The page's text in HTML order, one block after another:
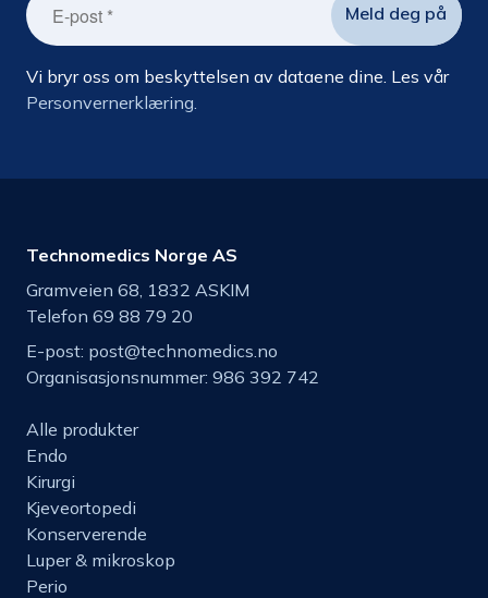
Vi bryr oss om beskyttelsen av dataene dine. Les vår
Personvernerklæring.
Technomedics Norge AS
Gramveien 68, 1832 ASKIM
Telefon 69 88 79 20
E-post: post@technomedics.no
Organisasjonsnummer: 986 392 742
Alle produkter
Endo
Kirurgi
Kjeveortopedi
Konserverende
Luper & mikroskop
Perio